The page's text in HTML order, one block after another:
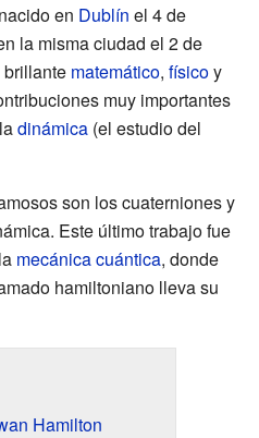
en Dublín el 4 de
la misma ciudad el 2 de
brillante matemático, físicoy
muy importantes
dinámica (el estudio del
son los cuaterniones y
Este último trabajo fue
mecánica cuántica, donde
hamiltoniano lleva su
Hamilton